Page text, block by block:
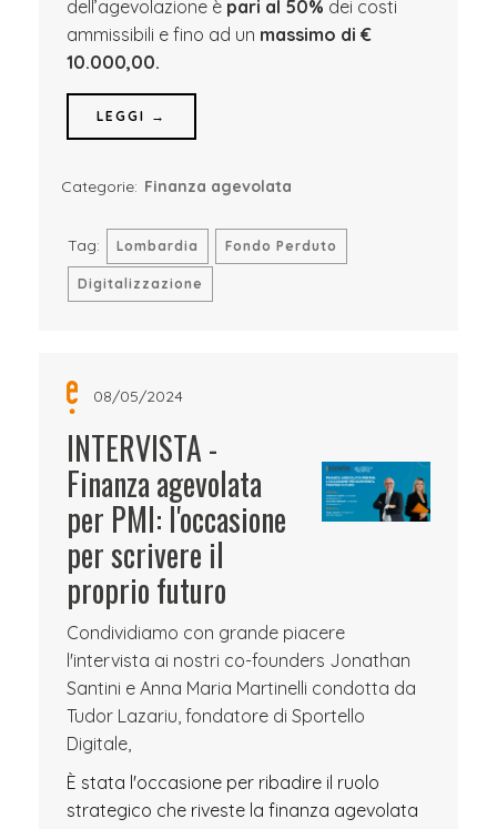
dell’agevolazione è pari al 50% dei costi
ammissibili e fino ad un massimo di €
10.000,00.
LEGGI →
Categorie: Finanza agevolata
Tag: Lombardia Fondo Perduto
Digitalizzazione
08/05/2024
INTERVISTA -
Finanza agevolata
per PMI: l'occasione
per scrivere il
proprio futuro
Condividiamo con grande piacere
l'intervista ai nostri co-founders Jonathan
Santini e Anna Maria Martinelli condotta da
Tudor Lazariu, fondatore di Sportello
Digitale,
È stata l'occasione per ribadire il ruolo
strategico che riveste la finanza agevolata